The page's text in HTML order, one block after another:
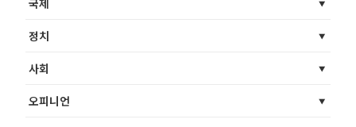
국제
정치
사회
오피니언